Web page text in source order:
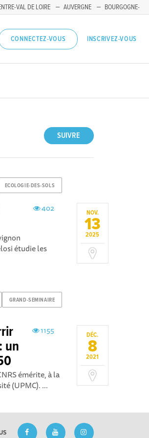
VAL DE LOIRE AUVERGNE
BOURGOGNE-
CONNECTEZ-VOUS INSCRIVEZ-VOUS
SUIVRE
ECOLOGIE-DES-SOLS
NOV.
13
2025
402
étudie les
GRAND-SEMINAIRE
DÉC.
8
2021
1155
un
émérite, à la
(UPMC). ...